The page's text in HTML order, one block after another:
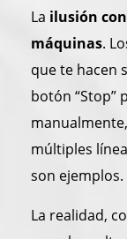
La ilusión
máquinas.
que te hacen
botón “Stop”
múltiples
son ejemplos.
La realidad,